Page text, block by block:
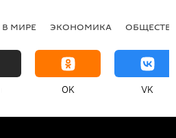
В МИРЕ ЭКОНОМИКА
OK VK